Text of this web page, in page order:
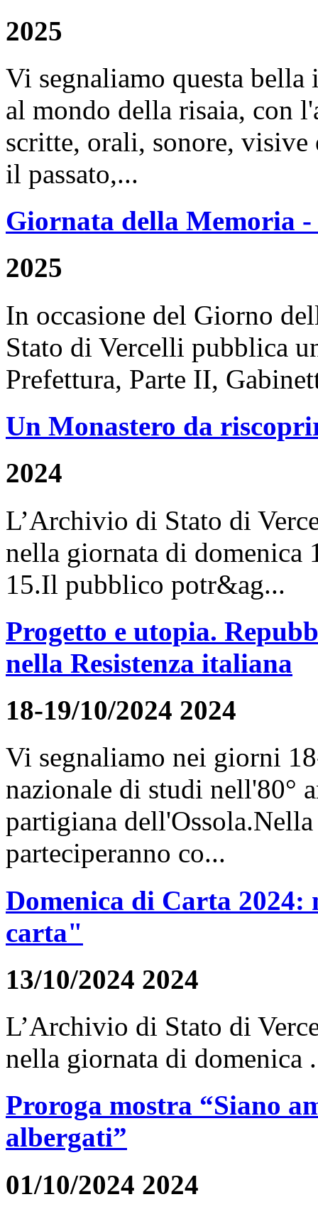
2025
Vi segnaliamo questa
al mondo della risaia, con
scritte, orali, sonore,
il passato,...
Giornata della Memoria -
2025
In occasione del Giorno
Stato di Vercelli pubblica
Prefettura, Parte II,
Un Monastero da
2024
L’Archivio di Stato di
nella giornata di domenica
15.Il pubblico potr&ag...
Progetto e utopia.
nella Resistenza italiana
18-19/10/2024 2024
Vi segnaliamo nei giorni
nazionale di studi nell'80°
partigiana
parteciperanno co...
Domenica di Carta
carta"
13/10/2024 2024
L’Archivio di Stato di
nella giornata di domenica
Proroga mostra “Siano
albergati”
01/10/2024 2024